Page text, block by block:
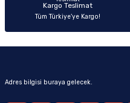
Kargo Teslimat
Tüm Türkiye’ye Kargo!
Adres bilgisi buraya gelecek.